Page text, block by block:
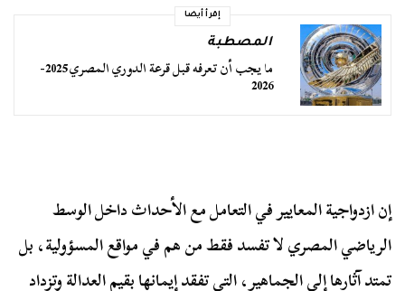
إقرأ أيضا
المصطبة
ما يجب أن تعرفه قبل قرعة الدوري المصري 2025-
2026
إن ازدواجية المعايير في التعامل مع الأحداث داخل الوسط
الرياضي المصري لا تفسد فقط من هم في مواقع المسؤولية، بل
تمتد آثارها إلى الجماهير، التي تفقد إيمانها بقيم العدالة وتزداد